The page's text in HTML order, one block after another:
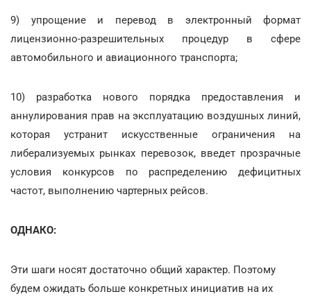
9) упрощение и перевод в электронный формат
лицензионно-разрешительных процедур в сфере
автомобильного и авиационного транспорта;
10) разработка нового порядка предоставления и
аннулирования прав на эксплуатацию воздушных линий,
которая устранит искусственные ограничения на
либерализуемых рынках перевозок, введет прозрачные
условия конкурсов по распределению дефицитных
частот, выполнению чартерных рейсов.
ОДНАКО:
Эти шаги носят достаточно общий характер. Поэтому
будем ожидать больше конкретных инициатив на их